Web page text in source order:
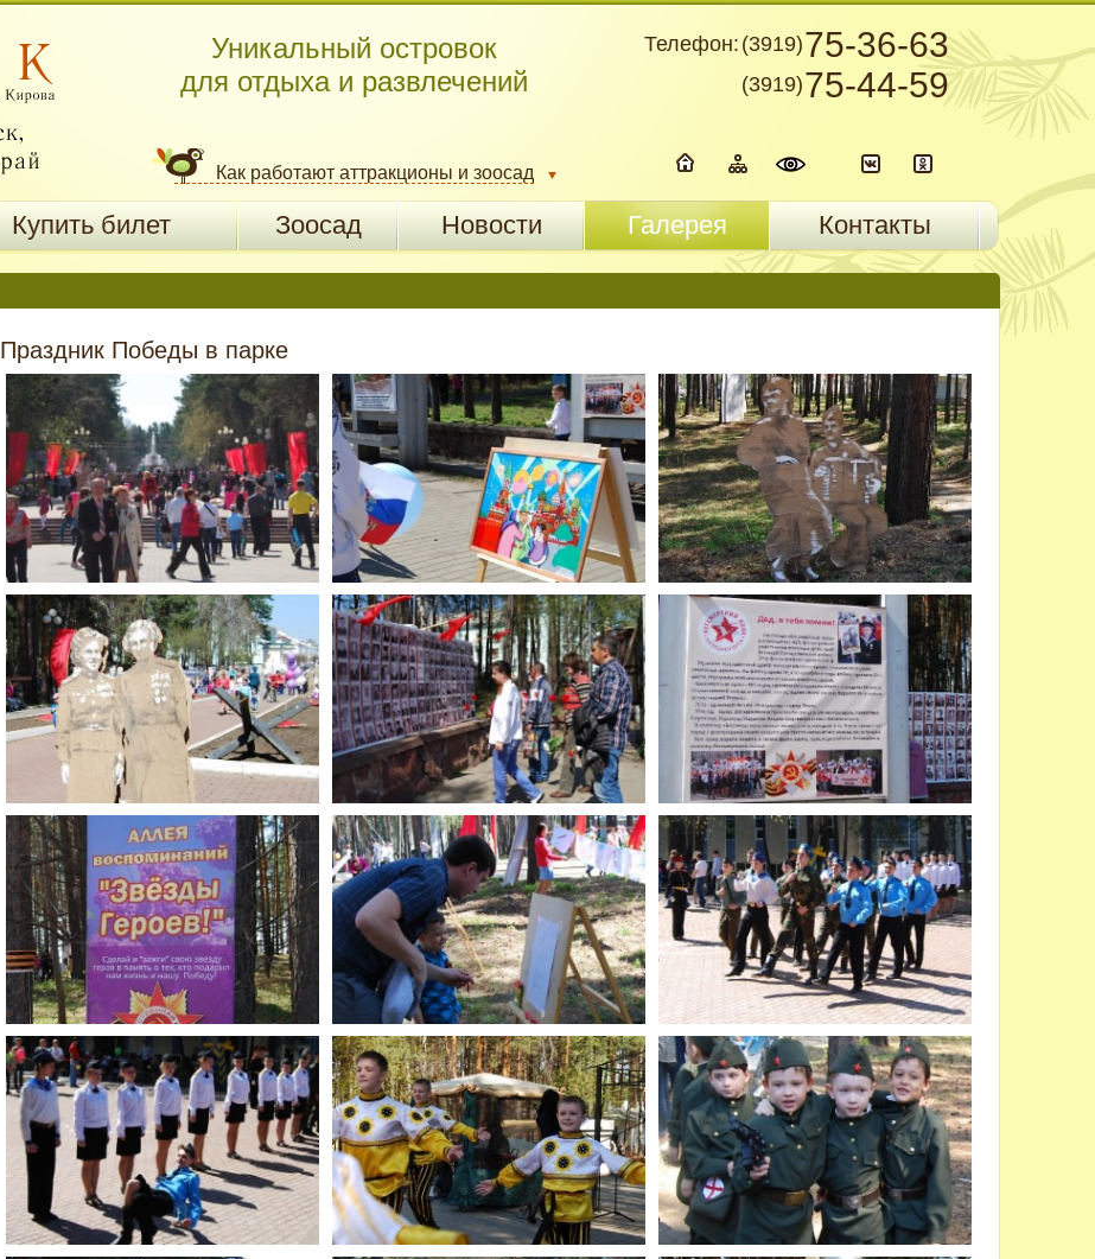
Уникальный островок
для отдыха и развлечений
Телефон: (3919)75-36-63
(3919)75-44-59
Как работают аттракционы и зоосад
Купить билет Зоосад Новости Галерея Контакты
Праздник Победы в парке